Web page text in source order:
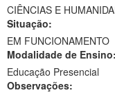
Ministério do Meio Ambiente
Ministério do Turismo
Ministério do Desenvolvimento
CIÊNCIAS E
Situação:
EM FUNCIONAMENTO
Modalidade de Ensino:
Educação Presencial
Observações: